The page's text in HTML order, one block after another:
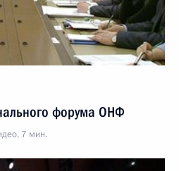
форума ОНФ
7 мин.